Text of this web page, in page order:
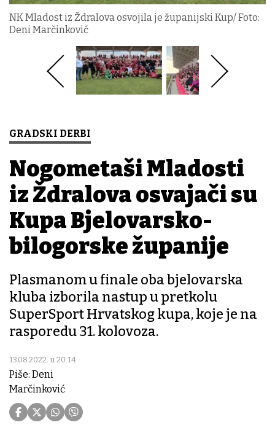
NK Mladost iz Ždralova osvojila je županijski Kup/ Foto:
Deni Marčinković
GRADSKI DERBI
Nogometaši Mladosti
iz Ždralova osvajači su
Kupa Bjelovarsko-
bilogorske županije
Plasmanom u finale oba bjelovarska
kluba izborila nastup u pretkolu
SuperSport Hrvatskog kupa, koje je na
rasporedu 31. kolovoza.
13.08.2022. u 20:14
Piše: Deni
Marčinković